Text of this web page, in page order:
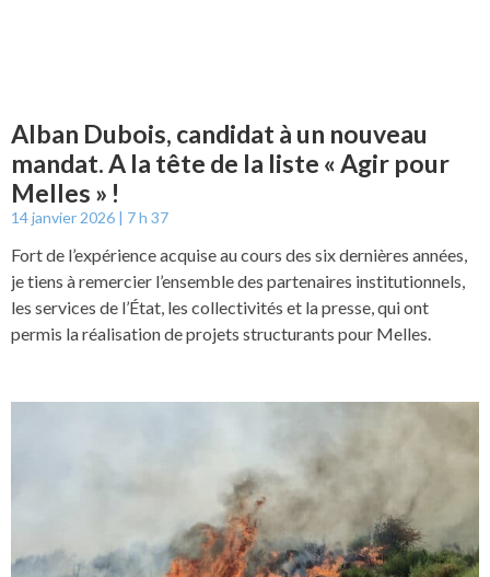
Alban Dubois, candidat à un nouveau
mandat. A la tête de la liste « Agir pour
Melles » !
14 janvier 2026 7 h 37
Fort de l’expérience acquise au cours des six dernières années,
je tiens à remercier l’ensemble des partenaires institutionnels,
les services de l’État, les collectivités et la presse, qui ont
permis la réalisation de projets structurants pour Melles.